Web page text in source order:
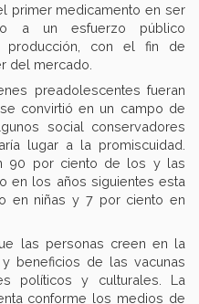
primer medicamento en ser
a un esfuerzo público
producción, con el fin de
del mercado.
preadolescentes fueran
convirtió en un campo de
social conservadores
lugar a la promiscuidad.
90 por ciento de los y las
en los años siguientes esta
en niñas y 7 por ciento en
las personas creen en la
beneficios de las vacunas
políticos y culturales. La
conforme los medios de